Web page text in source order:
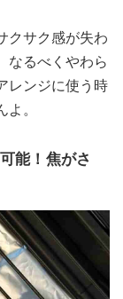
クサク感が失わ
なるべくやわら
レンジに使う時
。
能！焦がさ